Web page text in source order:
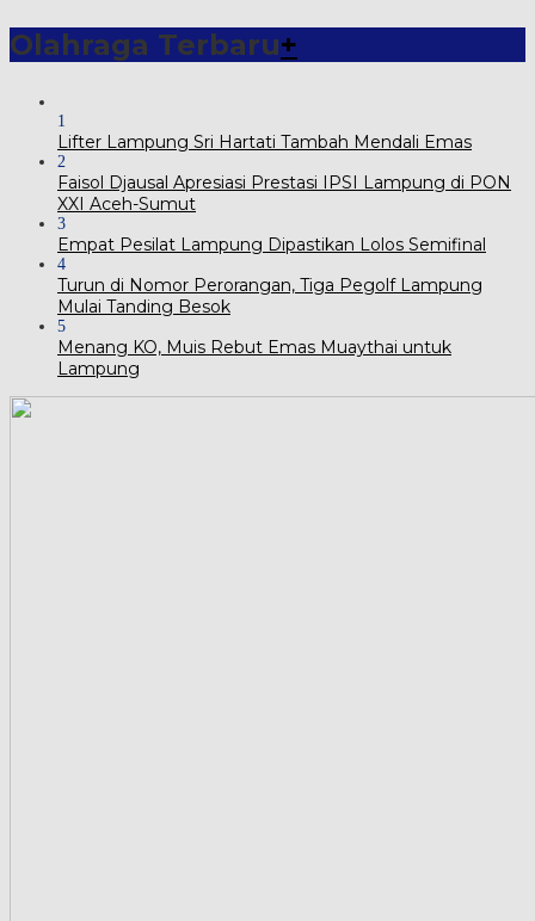
Olahraga Terbaru+
1
Lifter Lampung Sri Hartati Tambah Mendali Emas
2
Faisol Djausal Apresiasi Prestasi IPSI Lampung di PON
XXI Aceh-Sumut
3
Empat Pesilat Lampung Dipastikan Lolos Semifinal
4
Turun di Nomor Perorangan, Tiga Pegolf Lampung
Mulai Tanding Besok
5
Menang KO, Muis Rebut Emas Muaythai untuk
Lampung